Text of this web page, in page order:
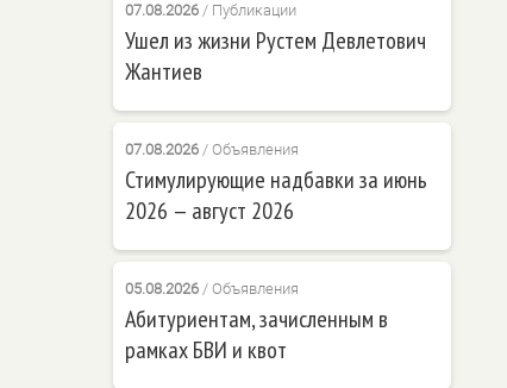
07.08.2026/ Публикации
Ушел из жизни Рустем Девлетович
Жантиев
07.08.2026/ Объявления
Стимулирующие надбавки за июнь
2026 — август 2026
05.08.2026/ Объявления
Абитуриентам, зачисленным в
рамках БВИ и квот